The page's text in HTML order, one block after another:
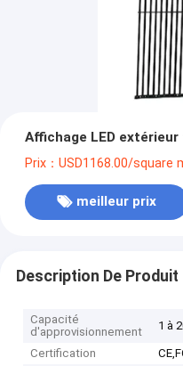
Affichage LED
Prix：USD1168.00/square
meilleur prix
Description De Produit
Capacité
d'approvisionnement
1 à
Certification